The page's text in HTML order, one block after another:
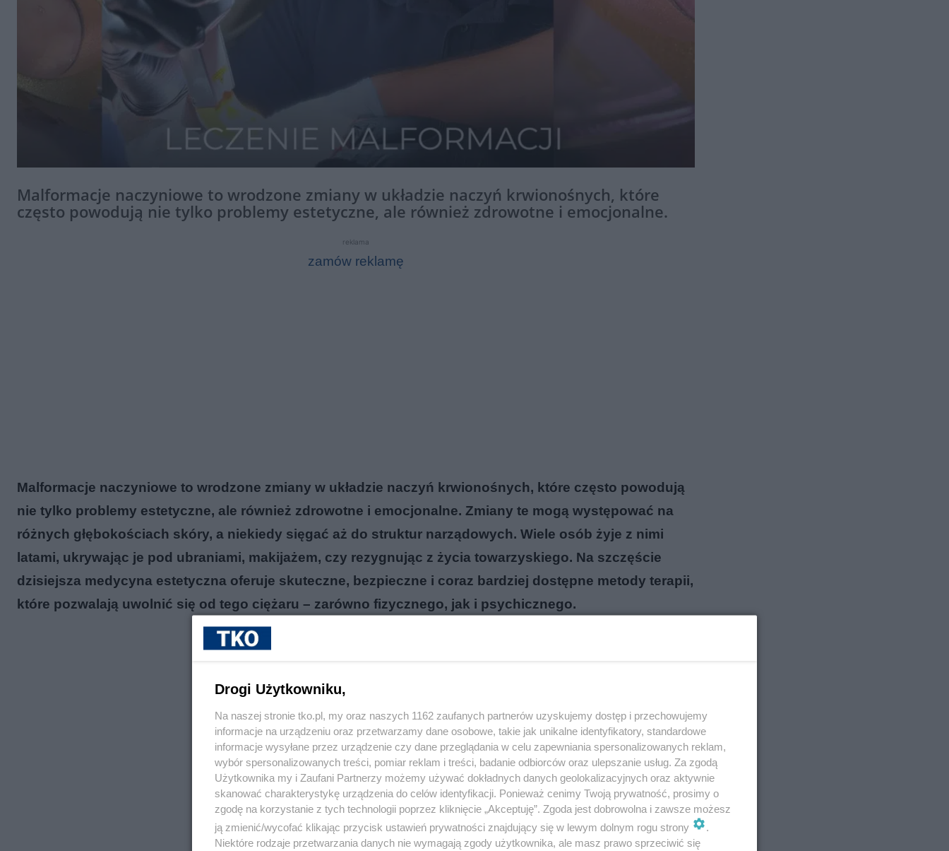
Malformacje naczyniowe to wrodzone zmiany w układzie naczyń krwionośnych, które
często powodują nie tylko problemy estetyczne, ale również zdrowotne i emocjonalne.
reklama
zamów reklamę
Malformacje naczyniowe to wrodzone zmiany w układzie naczyń krwionośnych, które często powodują
nie tylko problemy estetyczne, ale również zdrowotne i emocjonalne. Zmiany te mogą występować na
różnych głębokościach skóry, a niekiedy sięgać aż do struktur narządowych. Wiele osób żyje z nimi
latami, ukrywając je pod ubraniami, makijażem, czy rezygnując z życia towarzyskiego. Na szczęście
dzisiejsza medycyna estetyczna oferuje skuteczne, bezpieczne i coraz bardziej dostępne metody terapii,
które pozwalają uwolnić się od tego ciężaru – zarówno fizycznego, jak i psychicznego.
Drogi Użytkowniku,
Na naszej stronie tko.pl, my oraz naszych 1162 zaufanych partnerów uzyskujemy dostęp i przechowujemy
informacje na urządzeniu oraz przetwarzamy dane osobowe, takie jak unikalne identyfikatory, standardowe
informacje wysyłane przez urządzenie czy dane przeglądania w celu zapewniania spersonalizowanych reklam,
wybór spersonalizowanych treści, pomiar reklam i treści, badanie odbiorców oraz ulepszanie usług. Za zgodą
Użytkownika my i Zaufani Partnerzy możemy używać dokładnych danych geolokalizacyjnych oraz aktywnie
skanować charakterystykę urządzenia do celów identyfikacji. Ponieważ cenimy Twoją prywatność, prosimy o
zgodę na korzystanie z tych technologii poprzez kliknięcie „Akceptuję”. Zgoda jest dobrowolna i zawsze możesz
ją zmienić/wycofać klikając przycisk ustawień prywatności znajdujący się w lewym dolnym rogu strony
.
Niektóre rodzaje przetwarzania danych nie wymagają zgody użytkownika, ale masz prawo sprzeciwić się